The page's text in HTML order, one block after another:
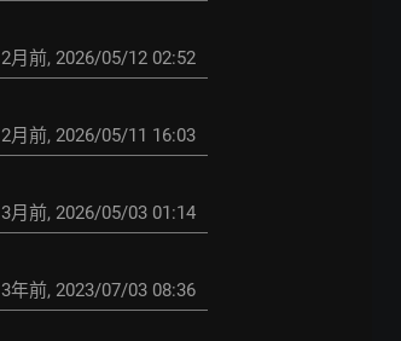
2月前, 2026/05/12 02:52
2月前, 2026/05/11 16:03
3月前, 2026/05/03 01:14
3年前, 2023/07/03 08:36